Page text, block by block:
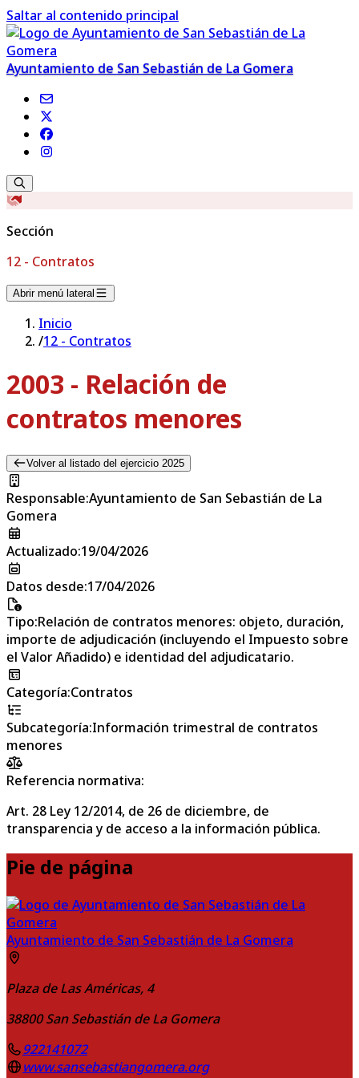
Saltar al contenido principal
Ayuntamiento de San Sebastián de La Gomera
Sección
12 - Contratos
Abrir menú lateral
Inicio
/12 - Contratos
2003 - Relación de
contratos menores
Volver al listado del ejercicio 2025
Responsable:Ayuntamiento de San Sebastián de La
Gomera
Actualizado:19/04/2026
Datos desde:17/04/2026
Tipo:Relación de contratos menores: objeto, duración,
importe de adjudicación (incluyendo el Impuesto sobre
el Valor Añadido) e identidad del adjudicatario.
Categoría:Contratos
Subcategoría:Información trimestral de contratos
menores
Referencia normativa:
Art. 28 Ley 12/2014, de 26 de diciembre, de
transparencia y de acceso a la información pública.
Pie de página
Ayuntamiento de San Sebastián de La Gomera
Plaza de Las Américas, 4
38800 San Sebastián de La Gomera
922141072
www.sansebastiangomera.org